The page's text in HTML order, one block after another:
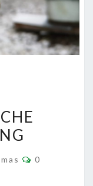
Kommentare
0